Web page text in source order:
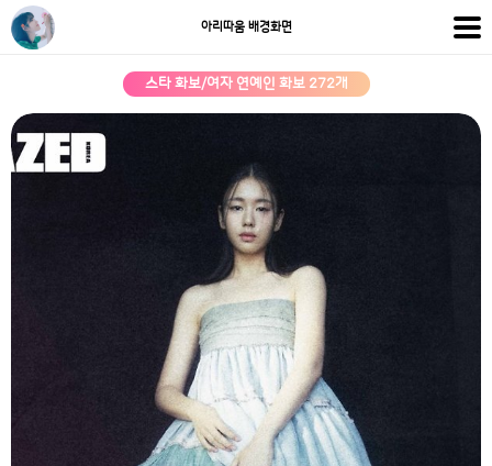
아리따움 배경화면
스타 화보/여자 연예인 화보 272개